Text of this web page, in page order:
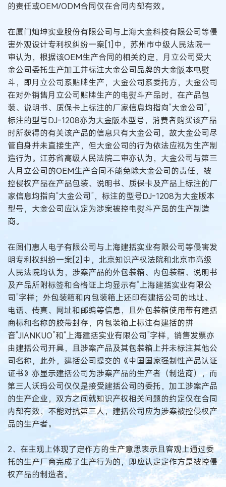
的责任或OEM/ODM合同仅在合同内部有效。
在厦门灿坤实业股份有限公司与上海大金科技有限公司等侵
害外观设计专利权纠纷一案[1]中，苏州市中级人民法院一
审认为，根据该OEM生产合同的相关约定，月立公司受大
金公司委托生产加工并标注大金公司品牌的大金阪本电熨
斗，即月立公司系贴牌生产，大金公司系委托方，大金公司
在对外销售月立公司贴牌生产的电熨斗产品时，在产品包
装、说明书、质保卡上标注的厂家信息均指向“大金公司”，
标注的型号DJ-1208亦为大金阪本型号，消费者购买该产品
时所获得的有关该产品的信息只有大金公司，故大金公司尽
管自身并未直接生产，但大金公司的行为依法应视为生产制
造行为。江苏省高级人民法院二审亦认为，大金公司与第三
人月立公司的OEM生产合同不能免除大金公司的责任，被
控侵权产品在产品包装、说明书、质保卡及产品上标注的厂
家信息均指向“大金公司”，标注的型号DJ-1208为大金版本
型号，大金公司应认定为涉案被控电熨斗产品的生产制造
商。
在图们惠人电子有限公司与上海建括实业有限公司等侵害发
明专利权纠纷一案[2]中，北京知识产权法院和北京市高级
人民法院均认为，涉案产品的外包装箱、内包装箱、说明书
及产品所附标签和合格证上均显示有“上海建括实业有限公
司”字样；外包装箱和内包装箱上还印有建括公司的地址、
电话、传真、网址和邮编等信息，且外包装箱使用带有建括
商标和名称的胶带封存，内包装箱上标注有建括的拼
音“JIANKUO”和“上海建括实业有限公司”字样，销售发票亦
由建括公司开具，且涉案产品及其包装箱上并未标注其他公
司名称，此外，建括公司提交的《中国国家强制性产品认证
证书》亦显示建括公司为涉案产品的生产者（制造商），而
第三人沃玛公司仅仅是接受建括公司的委托，加工涉案产品
的生产企业，双方之间就知识产权相关问题的约定仅在合同
内部有效，不能对抗第三人，建括公司应为涉案被控侵权产
品的生产者。
2、在主观上体现了定作方的生产意思表示且客观上通过委
托的生产厂商完成了生产行为的，即应认定定作方是被控侵
权产品的制造者。